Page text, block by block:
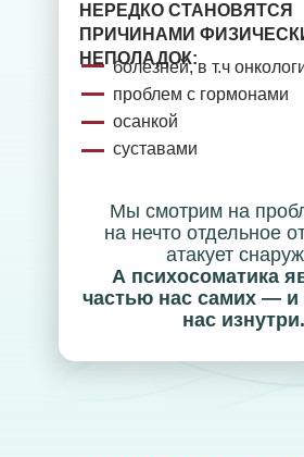
Мы смотрим на
на нечто отдельное
атакует
А психосоматика
частью нас самих — и
нас изнутри.
болезней, в т.ч
проблем с гормонами
осанкой
суставами
НЕРЕДКО СТАНОВЯТСЯ
ПРИЧИНАМИ
НЕПОЛАДОК: